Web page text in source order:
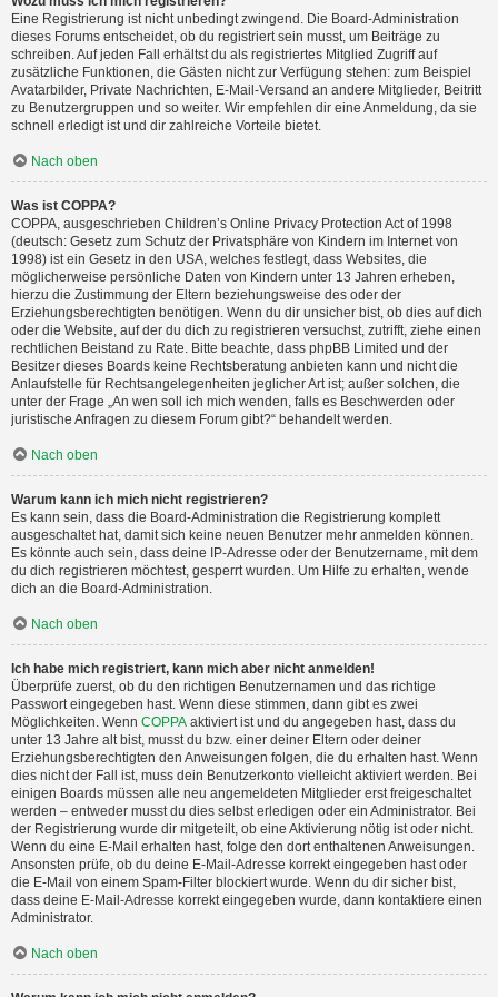
Eine Registrierung ist nicht unbedingt zwingend. Die Board-Administration
dieses Forums entscheidet, ob du registriert sein musst, um Beiträge zu
schreiben. Auf jeden Fall erhältst du als registriertes Mitglied Zugriff auf
zusätzliche Funktionen, die Gästen nicht zur Verfügung stehen: zum Beispiel
Avatarbilder, Private Nachrichten, E-Mail-Versand an andere Mitglieder, Beitritt
zu Benutzergruppen und so weiter. Wir empfehlen dir eine Anmeldung, da sie
schnell erledigt ist und dir zahlreiche Vorteile bietet.
Nach oben
Was ist COPPA?
COPPA, ausgeschrieben Children’s Online Privacy Protection Act of 1998
(deutsch: Gesetz zum Schutz der Privatsphäre von Kindern im Internet von
1998) ist ein Gesetz in den USA, welches festlegt, dass Websites, die
möglicherweise persönliche Daten von Kindern unter 13 Jahren erheben,
hierzu die Zustimmung der Eltern beziehungsweise des oder der
Erziehungsberechtigten benötigen. Wenn du dir unsicher bist, ob dies auf dich
oder die Website, auf der du dich zu registrieren versuchst, zutrifft, ziehe einen
rechtlichen Beistand zu Rate. Bitte beachte, dass phpBB Limited und der
Besitzer dieses Boards keine Rechtsberatung anbieten kann und nicht die
Anlaufstelle für Rechtsangelegenheiten jeglicher Art ist; außer solchen, die
unter der Frage „An wen soll ich mich wenden, falls es Beschwerden oder
juristische Anfragen zu diesem Forum gibt?“ behandelt werden.
Nach oben
Warum kann ich mich nicht registrieren?
Es kann sein, dass die Board-Administration die Registrierung komplett
ausgeschaltet hat, damit sich keine neuen Benutzer mehr anmelden können.
Es könnte auch sein, dass deine IP-Adresse oder der Benutzername, mit dem
du dich registrieren möchtest, gesperrt wurden. Um Hilfe zu erhalten, wende
dich an die Board-Administration.
Nach oben
Ich habe mich registriert, kann mich aber nicht anmelden!
Überprüfe zuerst, ob du den richtigen Benutzernamen und das richtige
Passwort eingegeben hast. Wenn diese stimmen, dann gibt es zwei
Möglichkeiten. Wenn COPPA aktiviert ist und du angegeben hast, dass du
unter 13 Jahre alt bist, musst du bzw. einer deiner Eltern oder deiner
Erziehungsberechtigten den Anweisungen folgen, die du erhalten hast. Wenn
dies nicht der Fall ist, muss dein Benutzerkonto vielleicht aktiviert werden. Bei
einigen Boards müssen alle neu angemeldeten Mitglieder erst freigeschaltet
werden – entweder musst du dies selbst erledigen oder ein Administrator. Bei
der Registrierung wurde dir mitgeteilt, ob eine Aktivierung nötig ist oder nicht.
Wenn du eine E-Mail erhalten hast, folge den dort enthaltenen Anweisungen.
Ansonsten prüfe, ob du deine E-Mail-Adresse korrekt eingegeben hast oder
die E-Mail von einem Spam-Filter blockiert wurde. Wenn du dir sicher bist,
dass deine E-Mail-Adresse korrekt eingegeben wurde, dann kontaktiere einen
Administrator.
Nach oben